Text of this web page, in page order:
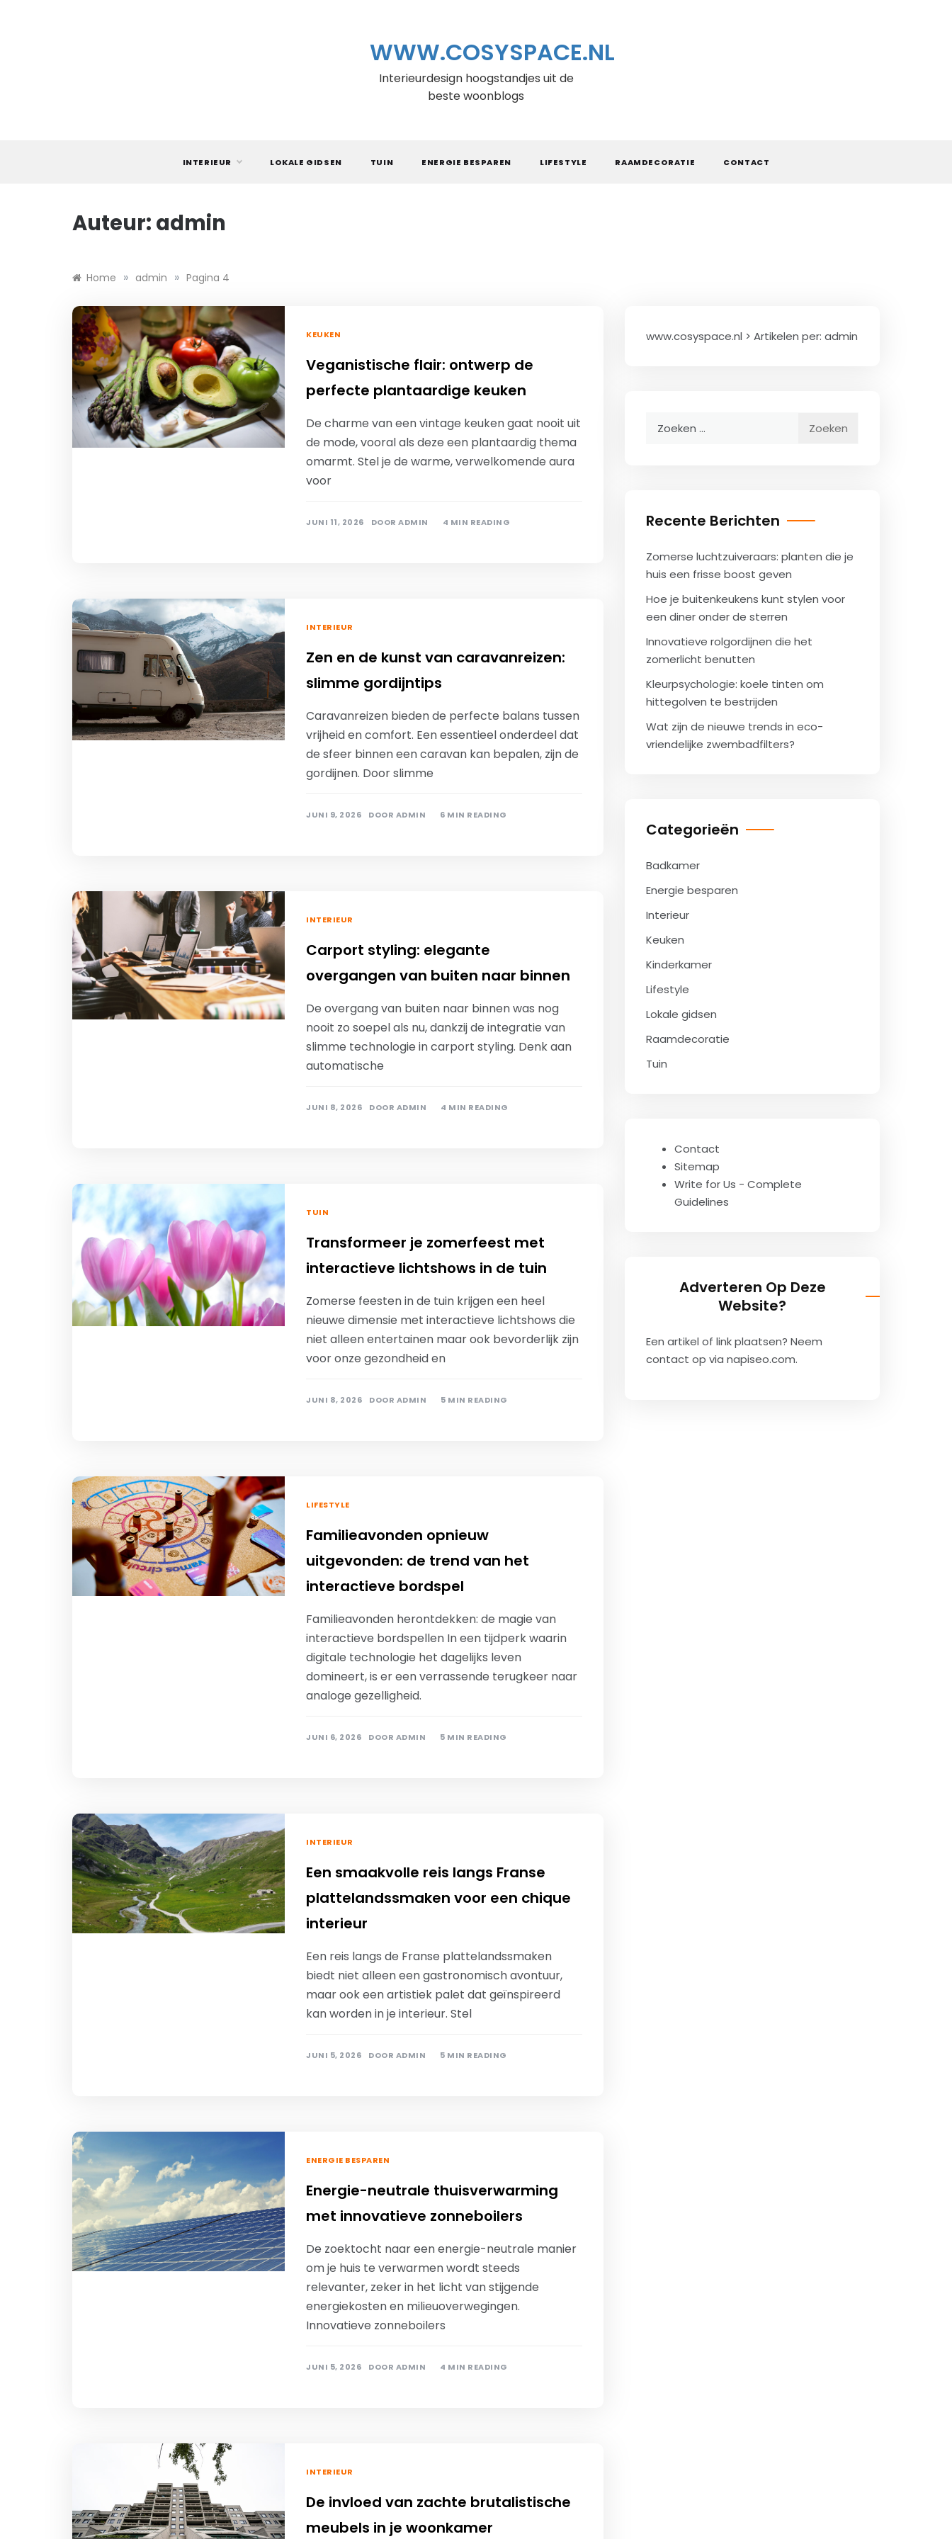
WWW.COSYSPACE.NL
Interieurdesign hoogstandjes uit de
beste woonblogs
INTERIEUR LOKALE GIDSEN TUIN ENERGIE BESPAREN LIFESTYLE RAAMDECORATIE CONTACT
Auteur: admin
Home » admin » Pagina 4
KEUKEN
Veganistische flair: ontwerp de
perfecte plantaardige keuken
De charme van een vintage keuken gaat nooit uit
de mode, vooral als deze een plantaardig thema
omarmt. Stel je de warme, verwelkomende aura
voor
JUNI 11, 2026 DOOR ADMIN 4 MIN READING
INTERIEUR
Zen en de kunst van caravanreizen:
slimme gordijntips
Caravanreizen bieden de perfecte balans tussen
vrijheid en comfort. Een essentieel onderdeel dat
de sfeer binnen een caravan kan bepalen, zijn de
gordijnen. Door slimme
JUNI 9, 2026 DOOR ADMIN 6 MIN READING
INTERIEUR
Carport styling: elegante
overgangen van buiten naar binnen
De overgang van buiten naar binnen was nog
nooit zo soepel als nu, dankzij de integratie van
slimme technologie in carport styling. Denk aan
automatische
JUNI 8, 2026 DOOR ADMIN 4 MIN READING
TUIN
Transformeer je zomerfeest met
interactieve lichtshows in de tuin
Zomerse feesten in de tuin krijgen een heel
nieuwe dimensie met interactieve lichtshows die
niet alleen entertainen maar ook bevorderlijk zijn
voor onze gezondheid en
JUNI 8, 2026 DOOR ADMIN 5 MIN READING
LIFESTYLE
Familieavonden opnieuw
uitgevonden: de trend van het
interactieve bordspel
Familieavonden herontdekken: de magie van
interactieve bordspellen In een tijdperk waarin
digitale technologie het dagelijks leven
domineert, is er een verrassende terugkeer naar
analoge gezelligheid.
JUNI 6, 2026 DOOR ADMIN 5 MIN READING
INTERIEUR
Een smaakvolle reis langs Franse
plattelandssmaken voor een chique
interieur
Een reis langs de Franse plattelandssmaken
biedt niet alleen een gastronomisch avontuur,
maar ook een artistiek palet dat geïnspireerd
kan worden in je interieur. Stel
JUNI 5, 2026 DOOR ADMIN 5 MIN READING
ENERGIE BESPAREN
Energie-neutrale thuisverwarming
met innovatieve zonneboilers
De zoektocht naar een energie-neutrale manier
om je huis te verwarmen wordt steeds
relevanter, zeker in het licht van stijgende
energiekosten en milieuoverwegingen.
Innovatieve zonneboilers
JUNI 5, 2026 DOOR ADMIN 4 MIN READING
INTERIEUR
De invloed van zachte brutalistische
meubels in je woonkamer
www.cosyspace.nl > Artikelen per: admin
Recente Berichten
Zomerse luchtzuiveraars: planten die je
huis een frisse boost geven
Hoe je buitenkeukens kunt stylen voor
een diner onder de sterren
Innovatieve rolgordijnen die het
zomerlicht benutten
Kleurpsychologie: koele tinten om
hittegolven te bestrijden
Wat zijn de nieuwe trends in eco-
vriendelijke zwembadfilters?
Categorieën
Badkamer
Energie besparen
Interieur
Keuken
Kinderkamer
Lifestyle
Lokale gidsen
Raamdecoratie
Tuin
Contact
Sitemap
Write for Us - Complete
Guidelines
Adverteren Op Deze
Website?
Een artikel of link plaatsen? Neem
contact op via napiseo.com.